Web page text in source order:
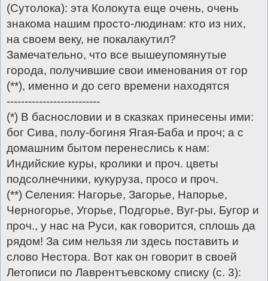
(Сутолока): эта Колокута еще очень, очень
знакома нашим просто-людинам: кто из них,
на своем веку, не покалакутил?
Замечательно, что все вышеупомянутые
города, получившие свои именования от гор
(**), именно и до сего времени находятся
--------------------------
(*) В баснословии и в сказках принесены ими:
бог Сива, полу-богиня Ягая-Баба и проч; а с
домашним бытом перенеслись к нам:
Индийские куры, кролики и проч. цветы
подсолнечники, кукуруза, просо и проч.
(**) Селения: Нагорье, Загорье, Напорье,
Черногорье, Угорье, Подгорье, Вуг-ры, Бугор и
проч., у нас на Руси, как говорится, сплошь да
рядом! За сим нельзя ли здесь поставить и
слово Нестора. Вот как он говорит в своей
Летописи по Лаврентъевскому списку (с. 3):